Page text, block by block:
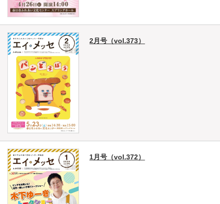
2月号（vol.373）
1月号（vol.372）